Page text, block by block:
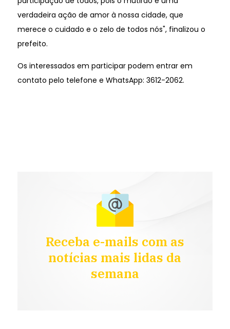
verdadeira ação de amor à nossa cidade, que
merece o cuidado e o zelo de todos nós", finalizou o
prefeito.
Os interessados em participar podem entrar em
contato pelo telefone e WhatsApp: 3612-2062.
Receba e-mails com as
notícias mais lidas da
semana